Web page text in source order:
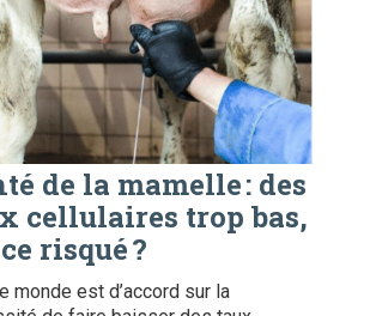
de la mamelle : des
cellulaires trop bas,
risqué ?
monde est d’accord sur la